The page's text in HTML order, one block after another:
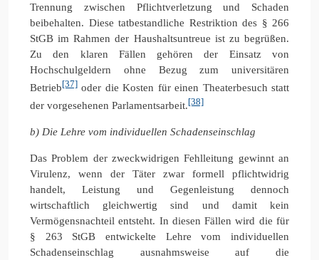
Trennung zwischen Pflichtverletzung und Schaden
beibehalten. Diese tatbestandliche Restriktion des § 266
StGB im Rahmen der Haushaltsuntreue ist zu begrüßen.
Zu den klaren Fällen gehören der Einsatz von
Hochschulgeldern ohne Bezug zum universitären
Betrieb[37] oder die Kosten für einen Theaterbesuch statt
der vorgesehenen Parlamentsarbeit.[38]
b) Die Lehre vom individuellen Schadenseinschlag
Das Problem der zweckwidrigen Fehlleitung gewinnt an
Virulenz, wenn der Täter zwar formell pflichtwidrig
handelt, Leistung und Gegenleistung dennoch
wirtschaftlich gleichwertig sind und damit kein
Vermögensnachteil entsteht. In diesen Fällen wird die für
§ 263 StGB entwickelte Lehre vom individuellen
Schadenseinschlag ausnahmsweise auf die